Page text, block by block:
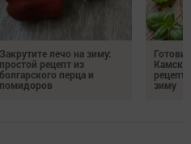
Закрутите лечо на зиму:
простой рецепт из
болгарского перца и
помидоров
зиму